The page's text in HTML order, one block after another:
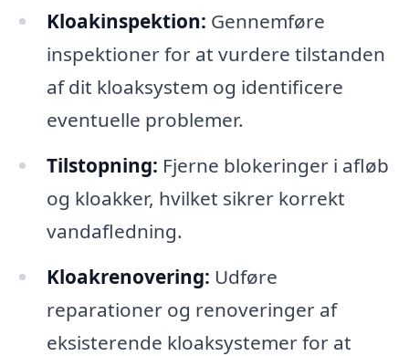
Kloakinspektion: Gennemføre
inspektioner for at vurdere tilstanden
af dit kloaksystem og identificere
eventuelle problemer.
Tilstopning: Fjerne blokeringer i afløb
og kloakker, hvilket sikrer korrekt
vandafledning.
Kloakrenovering: Udføre
reparationer og renoveringer af
eksisterende kloaksystemer for at